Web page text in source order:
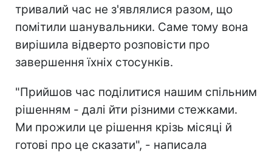
тривалий час не з'являлися разом, що
помітили шанувальники. Саме тому вона
вирішила відверто розповісти про
завершення їхніх стосунків.
"Прийшов час поділитися нашим спільним
рішенням - далі йти різними стежками.
Ми прожили це рішення крізь місяці й
готові про це сказати", - написала